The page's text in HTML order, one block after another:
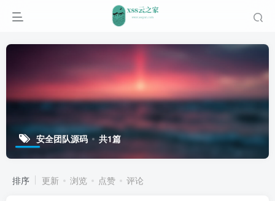
安全团队源码 共1篇
排序 更新 浏览 点赞 评论